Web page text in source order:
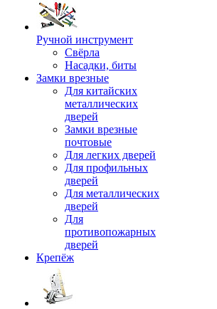
Ручной инструмент
Свёрла
Насадки, биты
Замки врезные
Для китайских
металлических
дверей
Замки врезные
почтовые
Для легких дверей
Для профильных
дверей
Для металлических
дверей
Для
противопожарных
дверей
Крепёж